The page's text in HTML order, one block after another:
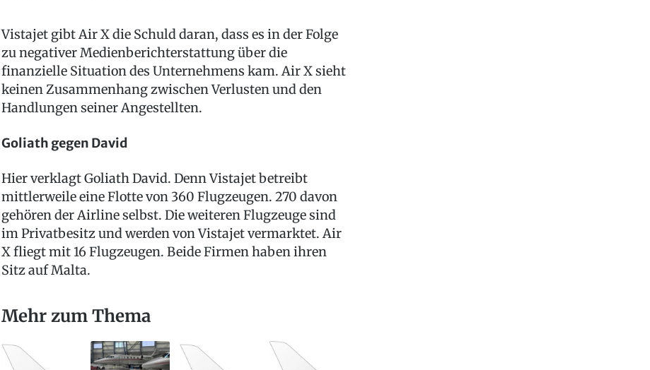
Vistajet gibt Air X die Schuld daran, dass es in der Folge
zu negativer Medienberichterstattung über die
finanzielle Situation des Unternehmens kam. Air X sieht
keinen Zusammenhang zwischen Verlusten und den
Handlungen seiner Angestellten.
Goliath gegen David
Hier verklagt Goliath David. Denn Vistajet betreibt
mittlerweile eine Flotte von 360 Flugzeugen. 270 davon
gehören der Airline selbst. Die weiteren Flugzeuge sind
im Privatbesitz und werden von Vistajet vermarktet. Air
X fliegt mit 16 Flugzeugen. Beide Firmen haben ihren
Sitz auf Malta.
Mehr zum Thema